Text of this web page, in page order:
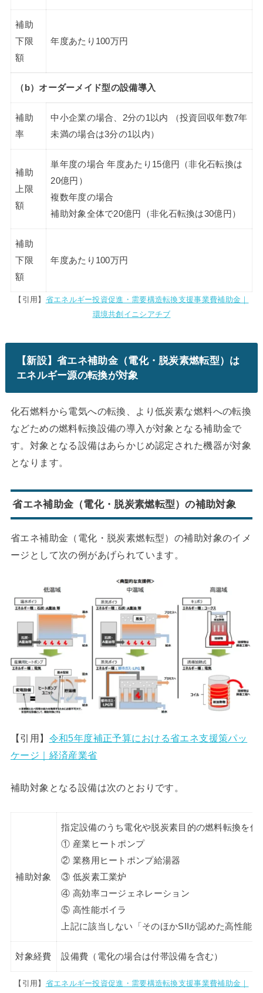
補助
下限
額
年度あたり100万円
（b）オーダーメイド型の設備導入
補助
率
中小企業の場合、2分の1以内 （投資回収年数7年
未満の場合は3分の1以内）
補助
上限
額
単年度の場合 年度あたり15億円（非化石転換は
20億円）
複数年度の場合
補助対象全体で20億円（非化石転換は30億円）
補助
下限
額
年度あたり100万円
【引用】 省エネルギー投資促進・需要構造転換支援事業費補助金｜
環境共創イニシアチブ
【新設】省エネ補助金（電化・脱炭素燃転型）は
エネルギー源の転換が対象
化石燃料から電気への転換、より低炭素な燃料への転換
などための燃料転換設備の導入が対象となる補助金で
す。対象となる設備はあらかじめ認定された機器が対象
となります。
省エネ補助金（電化・脱炭素燃転型）の補助対象
省エネ補助金（電化・脱炭素燃転型）の補助対象のイメ
ージとして次の例があげられています。
【引用】 令和5年度補正予算における省エネ支援策パッ
ケージ｜経済産業省
補助対象となる設備は次のとおりです。
補助対象
指定設備のうち電化や脱炭素目的の燃料転換を伴
① 産業ヒートポンプ
② 業務用ヒートポンプ給湯器
③ 低炭素工業炉
④ 高効率コージェネレーション
⑤ 高性能ボイラ
上記に該当しない「そのほかSIIが認めた高性能
対象経費 設備費（電化の場合は付帯設備を含む）
【引用】 省エネルギー投資促進・需要構造転換支援事業費補助金｜